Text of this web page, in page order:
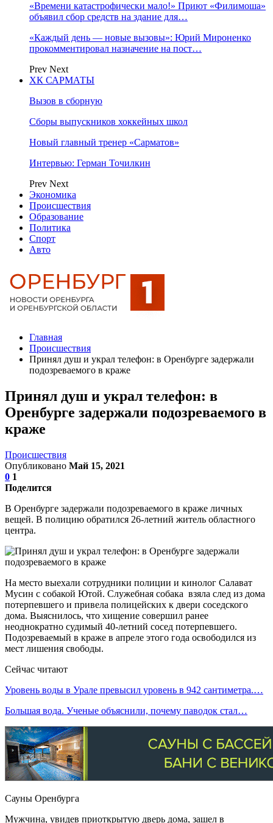
«Времени катастрофически мало!» Приют «Филимоша»
объявил сбор средств на здание для…
«Каждый день — новые вызовы»: Юрий Мироненко
прокомментировал назначение на пост…
Prev Next
ХК САРМАТЫ
Вызов в сборную
Сборы выпускников хоккейных школ
Новый главный тренер «Сарматов»
Интервью: Герман Точилкин
Prev Next
Экономика
Происшествия
Образование
Политика
Спорт
Авто
Главная
Происшествия
Принял душ и украл телефон: в Оренбурге задержали
подозреваемого в краже
Принял душ и украл телефон: в
Оренбурге задержали подозреваемого в
краже
Происшествия
Опубликовано Май 15, 2021
0 1
Поделится
В Оренбурге задержали подозреваемого в краже личных
вещей. В полицию обратился 26-летний житель областного
центра.
На место выехали сотрудники полиции и кинолог Салават
Мусин с собакой Ютой. Служебная собака взяла след из дома
потерпевшего и привела полицейских к двери соседского
дома. Выяснилось, что хищение совершил ранее
неоднократно судимый 40-летний сосед потерпевшего.
Подозреваемый в краже в апреле этого года освободился из
мест лишения свободы.
Сейчас читают
Уровень воды в Урале превысил уровень в 942 сантиметра.…
Большая вода. Ученые объяснили, почему паводок стал…
Сауны Оренбурга
Мужчина, увидев приоткрытую дверь дома, зашел в